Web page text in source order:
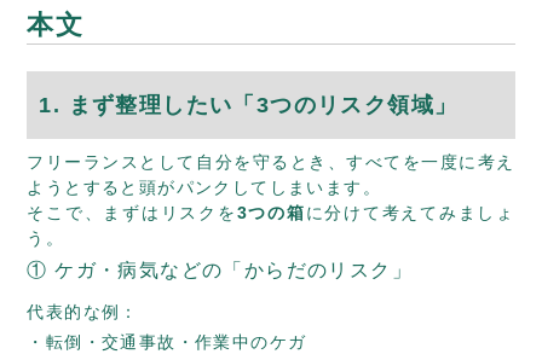
本文
1. まず整理したい「3つのリスク領域」
フリーランスとして自分を守るとき、すべてを一度に考え
ようとすると頭がパンクしてしまいます。
そこで、まずはリスクを3つの箱に分けて考えてみましょ
う。
① ケガ・病気などの「からだのリスク」
代表的な例：
転倒・交通事故・作業中のケガ